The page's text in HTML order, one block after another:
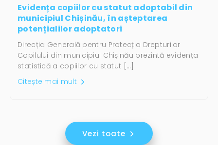
Evidența copiilor cu statut adoptabil din
municipiul Chișinău, în așteptarea
potențialilor adoptatori
Direcția Generală pentru Protecția Drepturilor
Copilului din municipiul Chișinău prezintă evidența
statistică a copiilor cu statut […]
Citește mai mult
Vezi toate